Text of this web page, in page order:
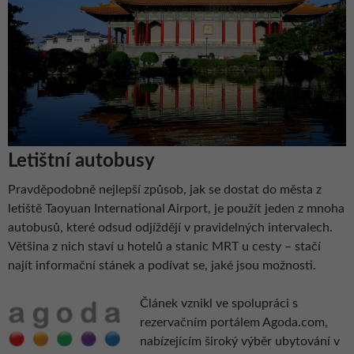
Letištní autobusy
Pravděpodobně nejlepší způsob, jak se dostat do města z
letiště Taoyuan International Airport, je použít jeden z mnoha
autobusů, které odsud odjíždějí v pravidelných intervalech.
Většina z nich staví u hotelů a stanic MRT u cesty – stačí
najít informační stánek a podívat se, jaké jsou možnosti.
Článek vznikl ve spolupráci s
rezervačním portálem Agoda.com,
nabízejícím široký výběr ubytování v